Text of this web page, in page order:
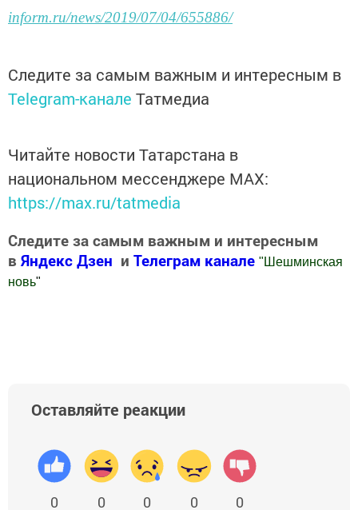
inform.ru/news/2019/07/04/655886/
Следите за самым важным и интересным в
Telegram-канале Татмедиа
Читайте новости Татарстана в
национальном мессенджере MАХ:
https://max.ru/tatmedia
Следите за самым важным и интересным
в Яндекс Дзен и Телеграм канале " Шешминская
новь"
Оставляйте реакции
0 0 0 0 0